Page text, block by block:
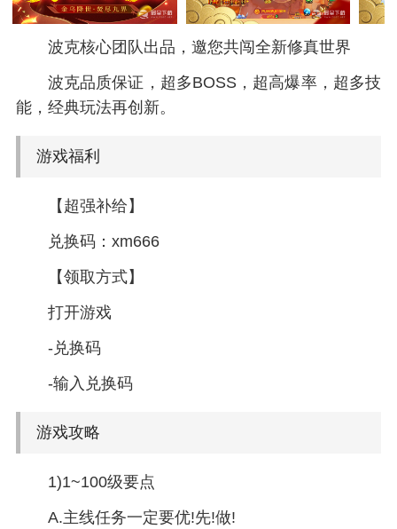
波克核心团队出品，邀您共闯全新修真世界
波克品质保证，超多BOSS，超高爆率，超多技
能，经典玩法再创新。
游戏福利
【超强补给】
兑换码：xm666
【领取方式】
打开游戏
-兑换码
-输入兑换码
游戏攻略
1)1~100级要点
A.主线任务一定要优!先!做!